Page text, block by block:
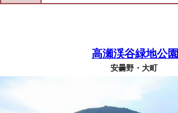
高瀬渓谷緑地公園
安曇野・大町